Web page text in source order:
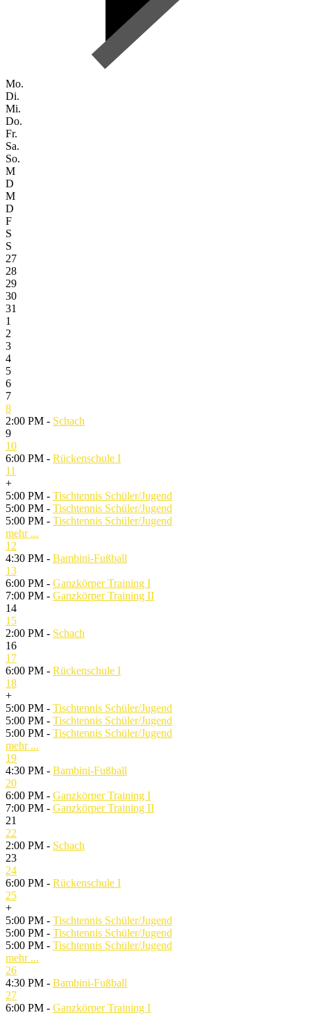
Mo.
Di.
Mi.
Do.
Fr.
Sa.
So.
M
D
M
D
F
S
S
27
28
29
30
31
1
2
3
4
5
6
7
8
2:00 PM - Schach
9
10
6:00 PM - Rückenschule I
11
+
5:00 PM - Tischtennis Schüler/Jugend
5:00 PM - Tischtennis Schüler/Jugend
5:00 PM - Tischtennis Schüler/Jugend
mehr ...
12
4:30 PM - Bambini-Fußball
13
6:00 PM - Ganzkörper Training I
7:00 PM - Ganzkörper Training II
14
15
2:00 PM - Schach
16
17
6:00 PM - Rückenschule I
18
+
5:00 PM - Tischtennis Schüler/Jugend
5:00 PM - Tischtennis Schüler/Jugend
5:00 PM - Tischtennis Schüler/Jugend
mehr ...
19
4:30 PM - Bambini-Fußball
20
6:00 PM - Ganzkörper Training I
7:00 PM - Ganzkörper Training II
21
22
2:00 PM - Schach
23
24
6:00 PM - Rückenschule I
25
+
5:00 PM - Tischtennis Schüler/Jugend
5:00 PM - Tischtennis Schüler/Jugend
5:00 PM - Tischtennis Schüler/Jugend
mehr ...
26
4:30 PM - Bambini-Fußball
27
6:00 PM - Ganzkörper Training I